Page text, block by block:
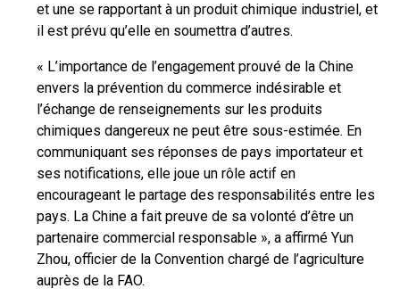
et une se rapportant à un produit chimique industriel, et
il est prévu qu’elle en soumettra d’autres.
« L’importance de l’engagement prouvé de la Chine
envers la prévention du commerce indésirable et
l’échange de renseignements sur les produits
chimiques dangereux ne peut être sous-estimée. En
communiquant ses réponses de pays importateur et
ses notifications, elle joue un rôle actif en
encourageant le partage des responsabilités entre les
pays. La Chine a fait preuve de sa volonté d’être un
partenaire commercial responsable », a affirmé Yun
Zhou, officier de la Convention chargé de l’agriculture
auprès de la FAO.